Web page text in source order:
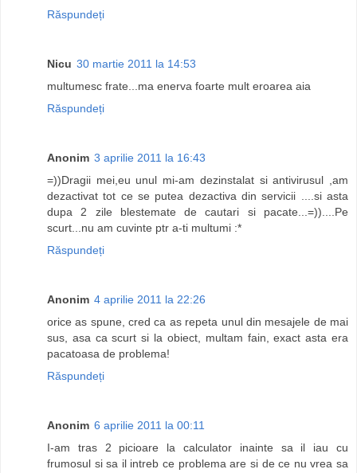
Răspundeți
Nicu 30 martie 2011 la 14:53
multumesc frate...ma enerva foarte mult eroarea aia
Răspundeți
Anonim 3 aprilie 2011 la 16:43
=))Dragii mei,eu unul mi-am dezinstalat si antivirusul ,am
dezactivat tot ce se putea dezactiva din servicii ....si asta
dupa 2 zile blestemate de cautari si pacate...=))....Pe
scurt...nu am cuvinte ptr a-ti multumi :*
Răspundeți
Anonim 4 aprilie 2011 la 22:26
orice as spune, cred ca as repeta unul din mesajele de mai
sus, asa ca scurt si la obiect, multam fain, exact asta era
pacatoasa de problema!
Răspundeți
Anonim 6 aprilie 2011 la 00:11
I-am tras 2 picioare la calculator inainte sa il iau cu
frumosul si sa il intreb ce problema are si de ce nu vrea sa